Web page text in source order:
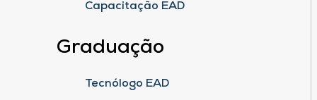
Capacitação EAD
Graduação
Tecnólogo EAD